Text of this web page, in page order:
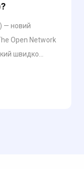
— новий
Open Network
швидко...